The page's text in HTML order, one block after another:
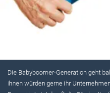
Die Babyboomer-Generation geht
ihnen würden gerne ihr